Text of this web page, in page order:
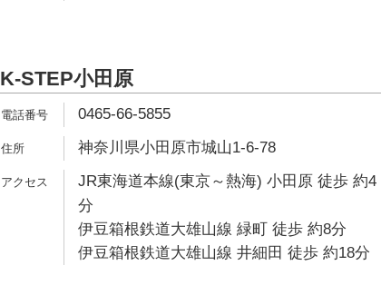
K-STEP小田原
0465-66-5855
神奈川県小田原市城山1-6-78
JR東海道本線(東京～熱海) 小田原 徒歩 約4
分
伊豆箱根鉄道大雄山線 緑町 徒歩 約8分
伊豆箱根鉄道大雄山線 井細田 徒歩 約18分